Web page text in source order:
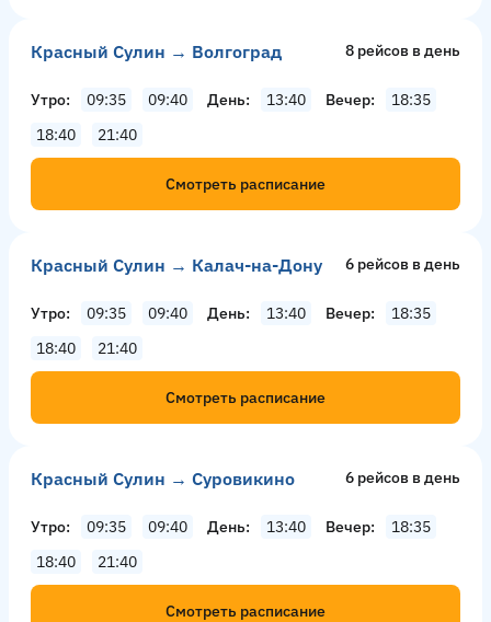
Красный Сулин → Волгоград 8 рейсов в день
Утро 09:35 09:40 День 13:40 Вечер
18:35
18:40
21:40
Смотреть расписание
Красный Сулин → Калач-на-Дону 6 рейсов в день
Утро 09:35 09:40 День 13:40 Вечер
18:35
18:40
21:40
Смотреть расписание
Красный Сулин → Суровикино 6 рейсов в день
Утро 09:35 09:40 День 13:40 Вечер
18:35
18:40
21:40
Смотреть расписание